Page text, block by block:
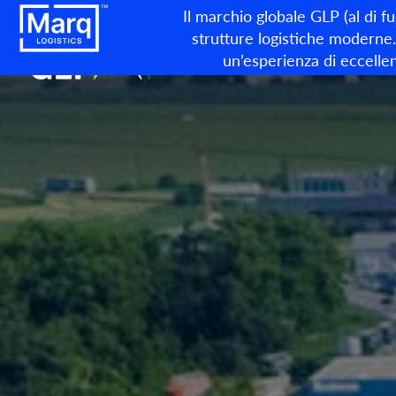
Il marchio globale GLP (al di
strutture logistiche
un’esperienza di